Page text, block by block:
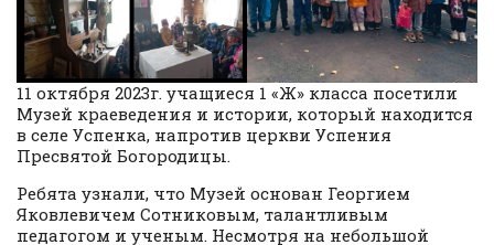
11 октября 2023г. учащиеся 1 «Ж» класса посетили
Музей краеведения и истории, который находится
в селе Успенка, напротив церкви Успения
Пресвятой Богородицы.
Ребята узнали, что Музей основан Георгием
Яковлевичем Сотниковым, талантливым
педагогом и ученым. Несмотря на небольшой